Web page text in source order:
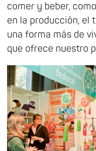
comer y beber,
en la producción, el
una forma más de
que ofrece nuestro